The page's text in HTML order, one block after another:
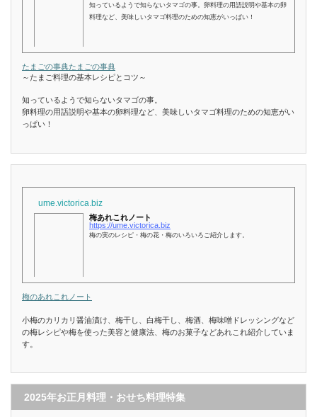
知っているようで知らないタマゴの事。卵料理の用語説明や基本の卵
料理など、美味しいタマゴ料理のための知恵がいっぱい！
たまごの事典たまごの事典
～たまご料理の基本レシピとコツ～
知っているようで知らないタマゴの事。
卵料理の用語説明や基本の卵料理など、美味しいタマゴ料理のための知恵がい
っぱい！
ume.victorica.biz
梅あれこれノート
https://ume.victorica.biz
梅の実のレシピ・梅の花・梅のいろいろご紹介します。
梅のあれこれノート
小梅のカリカリ醤油漬け、梅干し、白梅干し、梅酒、梅味噌ドレッシングなど
の梅レシピや梅を使った美容と健康法、梅のお菓子などあれこれ紹介していま
す。
2025年お正月料理・おせち料理特集